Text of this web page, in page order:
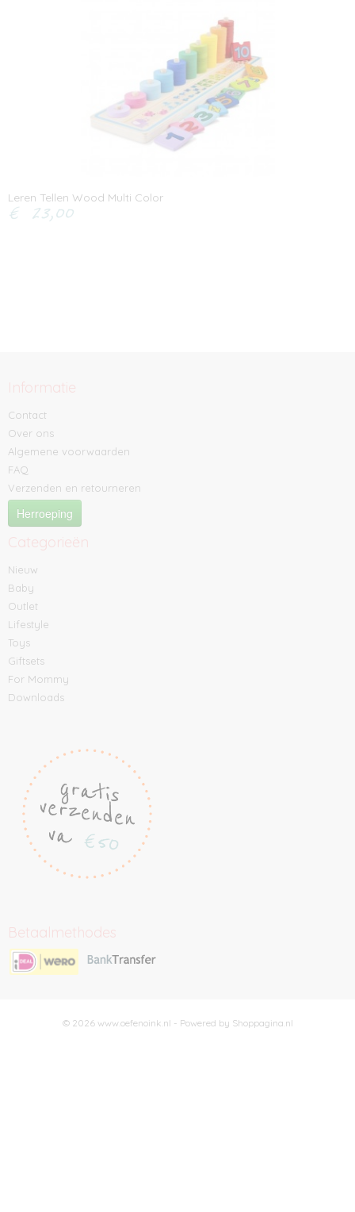
Leren Tellen Wood Multi Color
€ 23,00
Informatie
Contact
Over ons
Algemene voorwaarden
FAQ
Verzenden en retourneren
Herroeping
Categorieën
Nieuw
Baby
Outlet
Lifestyle
Toys
Giftsets
For Mommy
Downloads
Betaalmethodes
© 2026 www.oefenoink.nl - Powered by Shoppagina.nl